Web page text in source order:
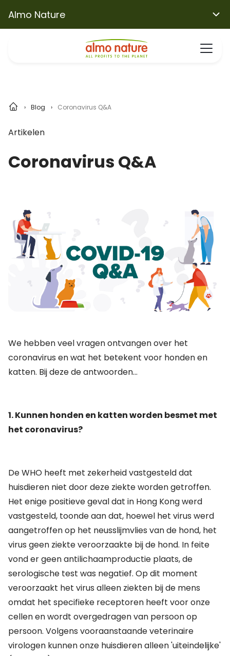
Almo Nature
Blog Coronavirus Q&A
Artikelen
Coronavirus Q&A
We hebben veel vragen ontvangen over het
coronavirus en wat het betekent voor honden en
katten. Bij deze de antwoorden...
1. Kunnen honden en katten worden besmet met
het coronavirus?
De WHO heeft met zekerheid vastgesteld dat
huisdieren niet door deze ziekte worden getroffen.
Het enige positieve geval dat in Hong Kong werd
vastgesteld, toonde aan dat, hoewel het virus werd
aangetroffen op het neusslijmvlies van de hond, het
virus geen ziekte veroorzaakte bij de hond. In feite
vond er geen antilichaamproductie plaats, de
serologische test was negatief. Op dit moment
veroorzaakt het virus alleen ziekten bij de mens
omdat het specifieke receptoren heeft voor onze
cellen en wordt overgedragen van persoon op
persoon. Volgens vooraanstaande veterinaire
virologen kunnen onze huisdieren alleen 'uiteindelijke'